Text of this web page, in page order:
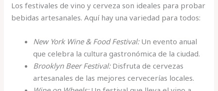
Los festivales de vino y cerveza son ideales para probar
bebidas artesanales. Aquí hay una variedad para todos:
New York Wine & Food Festival:Un evento anual
que celebra la cultura gastronómica de la ciudad.
Brooklyn Beer Festival:Disfruta de cervezas
artesanales de las mejores cervecerías locales.